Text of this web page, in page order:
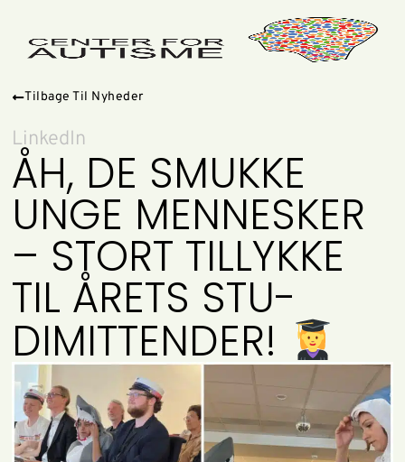
Tilbage Til Nyheder
LinkedIn
ÅH, DE SMUKKE
UNGE MENNESKER
– STORT TILLYKKE
TIL ÅRETS STU-
DIMITTENDER!